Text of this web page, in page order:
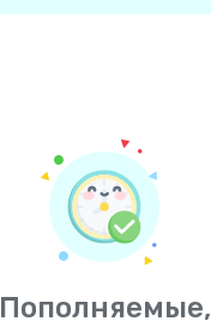
Пополняемые,